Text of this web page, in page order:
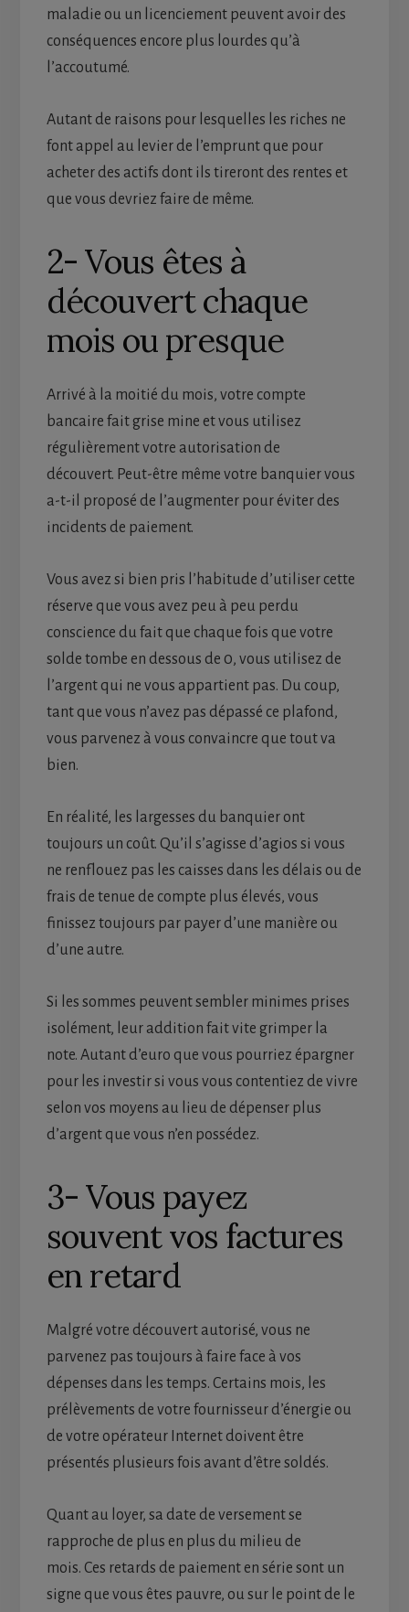
maladie ou un licenciement peuvent avoir des
conséquences encore plus lourdes qu’à
l’accoutumé.
Autant de raisons pour lesquelles les riches ne
font appel au levier de l’emprunt que pour
acheter des actifs dont ils tireront des rentes et
que vous devriez faire de même.
2- Vous êtes à
découvert chaque
mois ou presque
Arrivé à la moitié du mois, votre compte
bancaire fait grise mine et vous utilisez
régulièrement votre autorisation de
découvert. Peut-être même votre banquier vous
a-t-il proposé de l’augmenter pour éviter des
incidents de paiement.
Vous avez si bien pris l’habitude d’utiliser cette
réserve que vous avez peu à peu perdu
conscience du fait que chaque fois que votre
solde tombe en dessous de 0, vous utilisez de
l’argent qui ne vous appartient pas. Du coup,
tant que vous n’avez pas dépassé ce plafond,
vous parvenez à vous convaincre que tout va
bien.
En réalité, les largesses du banquier ont
toujours un coût. Qu’il s’agisse d’agios si vous
ne renflouez pas les caisses dans les délais ou de
frais de tenue de compte plus élevés, vous
finissez toujours par payer d’une manière ou
d’une autre.
Si les sommes peuvent sembler minimes prises
isolément, leur addition fait vite grimper la
note. Autant d’euro que vous pourriez épargner
pour les investir si vous vous contentiez de vivre
selon vos moyens au lieu de dépenser plus
d’argent que vous n’en possédez.
3- Vous payez
souvent vos factures
en retard
Malgré votre découvert autorisé, vous ne
parvenez pas toujours à faire face à vos
dépenses dans les temps. Certains mois, les
prélèvements de votre fournisseur d’énergie ou
de votre opérateur Internet doivent être
présentés plusieurs fois avant d’être soldés.
Quant au loyer, sa date de versement se
rapproche de plus en plus du milieu de
mois. Ces retards de paiement en série sont un
signe que vous êtes pauvre, ou sur le point de le